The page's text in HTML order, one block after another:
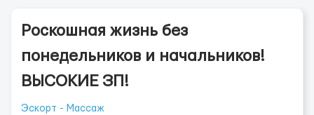
Роскошная жизнь без
понедельников и начальников!
ВЫСОКИЕ ЗП!
Эскорт - Массаж